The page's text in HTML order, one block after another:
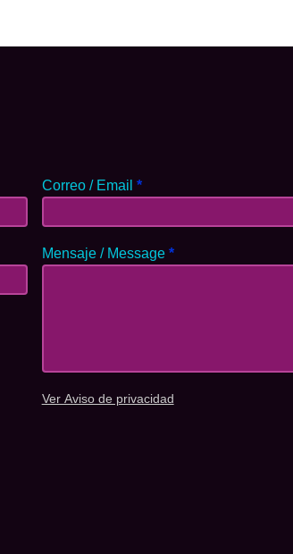
Correo / Email *
Mensaje / Message *
Ver Aviso de privacidad